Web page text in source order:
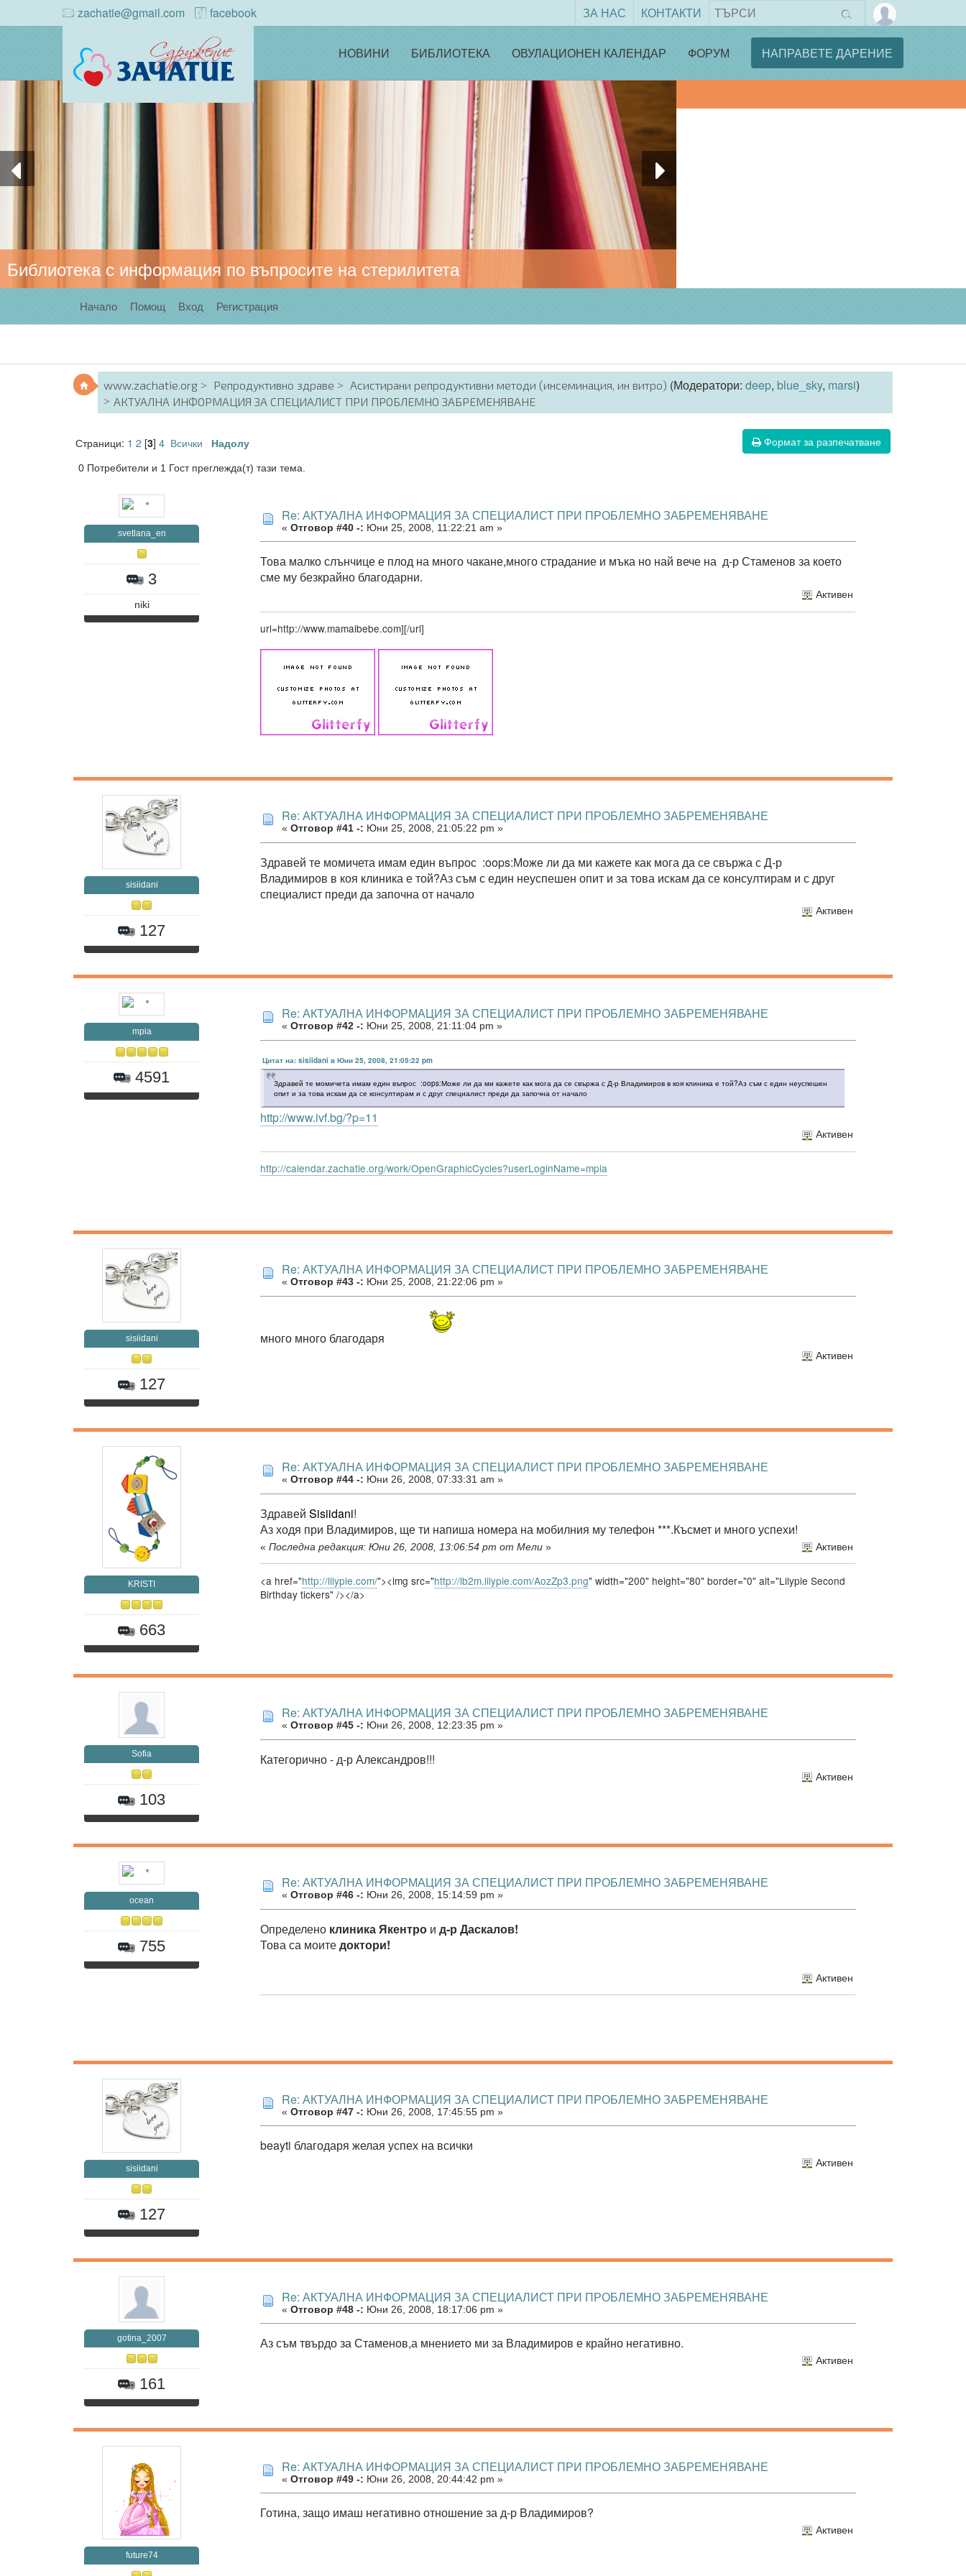
zachatie@gmail.com facebook ЗА НАС КОНТАКТИ
НОВИНИ БИБЛИОТЕКА ОВУЛАЦИОНЕН КАЛЕНДАР ФОРУМ НАПРАВЕТЕ ДАРЕНИЕ
Библиотека с информация по въпросите на стерилитета
Начало Помощ Вход Регистрация
www.zachatie.org Репродуктивно здраве Асистирани репродуктивни методи (инсеминация, ин витро) (Модератори:deep, blue_sky, marsi)
АКТУАЛНА ИНФОРМАЦИЯ ЗА СПЕЦИАЛИСТ ПРИ ПРОБЛЕМНО ЗАБРЕМЕНЯВАНЕ
Формат за разпечатване
Страници: 1 2[3] 4 Всички Надолу
0 Потребители и 1 Гост преглежда(т) тази тема.
svetlana_en
3
niki
Re: АКТУАЛНА ИНФОРМАЦИЯ ЗА СПЕЦИАЛИСТ ПРИ ПРОБЛЕМНО ЗАБРЕМЕНЯВАНЕ
« Отговор #40 -: Юни 25, 2008, 11:22:21 am »
Това малко слънчице е плод на много чакане,много страдание и мъка но най вече на д-р Стаменов за което
сме му безкрайно благодарни.
Активен
url=http://www.mamaibebe.com][/url]
sisiidani
127
Re: АКТУАЛНА ИНФОРМАЦИЯ ЗА СПЕЦИАЛИСТ ПРИ ПРОБЛЕМНО ЗАБРЕМЕНЯВАНЕ
« Отговор #41 -: Юни 25, 2008, 21:05:22 pm »
Здравей те момичета имам един въпрос :oops:Може ли да ми кажете как мога да се свържа с Д-р
Владимиров в коя клиника е той?Аз съм с един неуспешен опит и за това искам да се консултирам и с друг
специалист преди да започна от начало
Активен
mpia
4591
Re: АКТУАЛНА ИНФОРМАЦИЯ ЗА СПЕЦИАЛИСТ ПРИ ПРОБЛЕМНО ЗАБРЕМЕНЯВАНЕ
« Отговор #42 -: Юни 25, 2008, 21:11:04 pm »
Цитат на: sisiidani в Юни 25, 2008, 21:05:22 pm
Здравей те момичета имам един въпрос :oops:Може ли да ми кажете как мога да се свържа с Д-р Владимиров в коя клиника е той?Аз съм с един неуспешен
опит и за това искам да се консултирам и с друг специалист преди да започна от начало
http://www.ivf.bg/?p=11
Активен
http://calendar.zachatie.org/work/OpenGraphicCycles?userLoginName=mpia
sisiidani
127
Re: АКТУАЛНА ИНФОРМАЦИЯ ЗА СПЕЦИАЛИСТ ПРИ ПРОБЛЕМНО ЗАБРЕМЕНЯВАНЕ
« Отговор #43 -: Юни 25, 2008, 21:22:06 pm »
много много благодаря
Активен
KRISTI
663
Re: АКТУАЛНА ИНФОРМАЦИЯ ЗА СПЕЦИАЛИСТ ПРИ ПРОБЛЕМНО ЗАБРЕМЕНЯВАНЕ
« Отговор #44 -: Юни 26, 2008, 07:33:31 am »
Здравей Sisiidani!
Аз ходя при Владимиров, ще ти напиша номера на мобилния му телефон ***.Късмет и много успехи!
« Последна редакция: Юни 26, 2008, 13:06:54 pm от Мели » Активен
<a href="http://lilypie.com/"><img src="http://lb2m.lilypie.com/AozZp3.png" width="200" height="80" border="0" alt="Lilypie Second
Birthday tickers" /></a>
Sofia
103
Re: АКТУАЛНА ИНФОРМАЦИЯ ЗА СПЕЦИАЛИСТ ПРИ ПРОБЛЕМНО ЗАБРЕМЕНЯВАНЕ
« Отговор #45 -: Юни 26, 2008, 12:23:35 pm »
Категорично - д-р Александров!!!
Активен
ocean
755
Re: АКТУАЛНА ИНФОРМАЦИЯ ЗА СПЕЦИАЛИСТ ПРИ ПРОБЛЕМНО ЗАБРЕМЕНЯВАНЕ
« Отговор #46 -: Юни 26, 2008, 15:14:59 pm »
Определено клиника Якентро и д-р Даскалов!
Това са моитедоктори!
Активен
sisiidani
127
Re: АКТУАЛНА ИНФОРМАЦИЯ ЗА СПЕЦИАЛИСТ ПРИ ПРОБЛЕМНО ЗАБРЕМЕНЯВАНЕ
« Отговор #47 -: Юни 26, 2008, 17:45:55 pm »
beayti благодаря желая успех на всички
Активен
gotina_2007
161
Re: АКТУАЛНА ИНФОРМАЦИЯ ЗА СПЕЦИАЛИСТ ПРИ ПРОБЛЕМНО ЗАБРЕМЕНЯВАНЕ
« Отговор #48 -: Юни 26, 2008, 18:17:06 pm »
Аз съм твърдо за Стаменов,а мнението ми за Владимиров е крайно негативно.
Активен
future74
Re: АКТУАЛНА ИНФОРМАЦИЯ ЗА СПЕЦИАЛИСТ ПРИ ПРОБЛЕМНО ЗАБРЕМЕНЯВАНЕ
« Отговор #49 -: Юни 26, 2008, 20:44:42 pm »
Готина, защо имаш негативно отношение за д-р Владимиров?
Активен